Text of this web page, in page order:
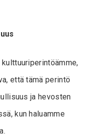
että tämä perintö
ja hevosten
kun haluamme